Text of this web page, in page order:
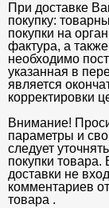
При доставке
покупку:
покупки на
фактура, а
необходимо
указанная в
является
корректировки
Внимание!
параметры и
следует
покупки
доставки не
комментариев
товара .